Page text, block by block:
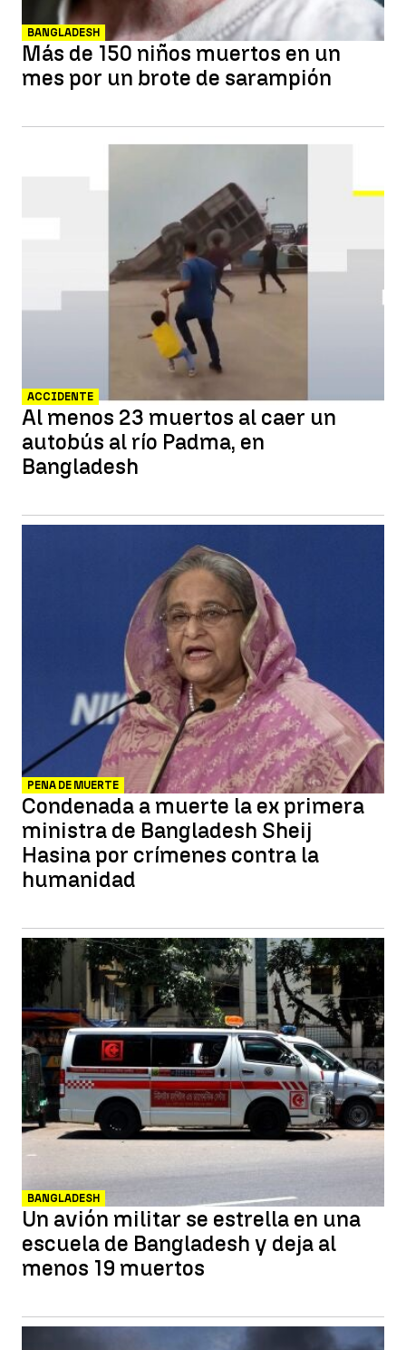
BANGLADESH
Más de 150 niños muertos en un
mes por un brote de sarampión
ACCIDENTE
Al menos 23 muertos al caer un
autobús al río Padma, en
Bangladesh
PENA DE MUERTE
Condenada a muerte la ex primera
ministra de Bangladesh Sheij
Hasina por crímenes contra la
humanidad
BANGLADESH
Un avión militar se estrella en una
escuela de Bangladesh y deja al
menos 19 muertos